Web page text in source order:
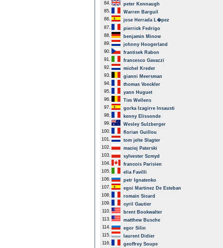
84.
peter Kennaugh
85.
Warren Barguil
86.
jose Herrada L�pez
87.
pierrick Fedrigo
88.
benjamin Minow
89.
johnny Hoogerland
90.
frantisek Rabon
91.
francesco Gavazzi
92.
michel Kreder
93.
gianni Meersman
94.
thomas Voeckler
95.
yann Huguet
96.
Tim Wellens
97.
gorka Izagirre Insausti
98.
kenny Elissonde
99.
Wesley Sulzberger
100.
florian Guillou
101.
tom jelte Slagter
102.
maciej Paterski
103.
sylvester Szmyd
104.
francois Parisien
105.
elia Favilli
106.
petr Ignatenko
107.
egoi Martinez De Esteban
108.
romain Sicard
109.
cyril Gautier
110.
brent Bookwalter
113.
matthew Busche
114.
egor Silin
115.
laurent Didier
116.
geoffrey Soupe